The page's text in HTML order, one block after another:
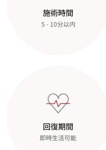
施術時間
5 - 10分以内
回復期間
即時生活可能